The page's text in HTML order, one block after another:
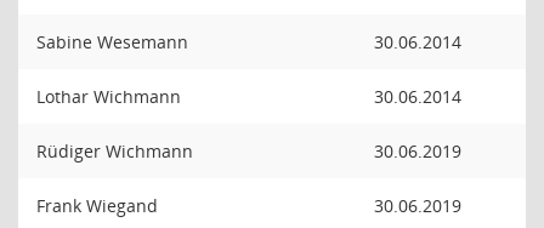
Sabine Wesemann 30.06.2014
Lothar Wichmann 30.06.2014
Rüdiger Wichmann 30.06.2019
Frank Wiegand 30.06.2019